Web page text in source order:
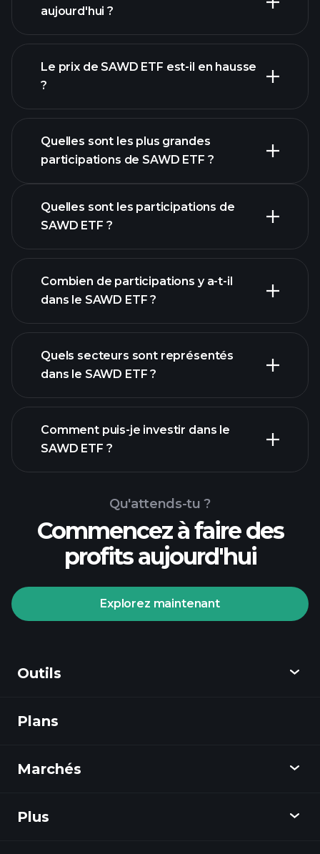
aujourd'hui ?
graphique avancé
Le prix de SAWD ETF est-il en hausse
?
graphique SAWD ETF
Quelles sont les plus grandes
participations de SAWD ETF ?
participations
Quelles sont les participations de
SAWD ETF ?
participations
Combien de participations y a-t-il
dans le SAWD ETF ?
Quels secteurs sont représentés
dans le SAWD ETF ?
Comment puis-je investir dans le
SAWD ETF ?
Qu'attends-tu ?
Commencez à faire des
profits aujourd'hui
Explorez maintenant
Outils
Découvrir
Actualités
Plans
Marchés
Aperçu
Plus